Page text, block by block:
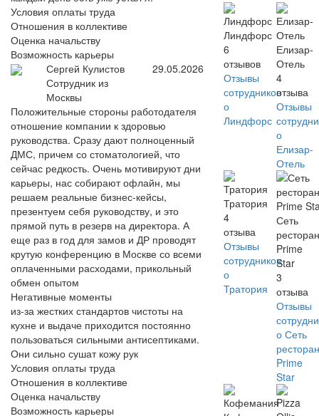
Условия оплаты труда
Отношения в коллективе
Оценка начальству
Возможность карьеры
Сергей Кулистов
Сотрудник из
Москвы
29.05.2026
Положительные стороны работодателя
отношение компании к здоровью
руководства. Сразу дают полноценный
ДМС, причем со стоматологией, что
сейчас редкость. Очень мотивируют дни
карьеры, нас собирают офлайн, мы
решаем реальные бизнес-кейсы,
презентуем себя руководству, и это
прямой путь в резерв на директора. А
еще раз в год для замов и ДР проводят
крутую конференцию в Москве со всеми
оплаченными расходами, прикольный
обмен опытом
Негативные моменты
из-за жестких стандартов чистоты на
кухне и выдаче приходится постоянно
пользоваться сильными антисептиками.
Они сильно сушат кожу рук
Условия оплаты труда
Отношения в коллективе
Оценка начальству
Возможность карьеры
Линдфорс
6
отзывов
Отзывы
сотрудников
о
Линдфорс
Елизар-
Отель
4
отзыва
Отзывы
о
Елизар-
Отель
Тратория
4
отзыва
Отзывы
сотрудников
о
Тратория
Сеть
Prime
Star
3
отзыва
Отзывы
о Сеть
Prime
Star